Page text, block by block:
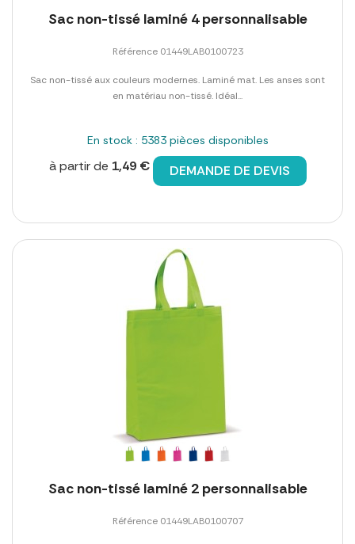
Sac non-tissé laminé 4 personnalisable
Référence 01449LAB0100723
Sac non-tissé aux couleurs modernes. Laminé mat. Les anses sont
en matériau non-tissé. Idéal...
En stock : 5383 pièces disponibles
à partir de 1,49 € DEMANDE DE DEVIS
Sac non-tissé laminé 2 personnalisable
Référence 01449LAB0100707